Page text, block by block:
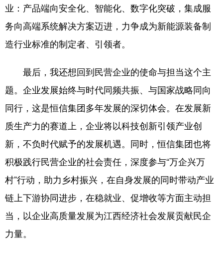
业：产品端向安全化、智能化、数字化突破，集成服
务向高端系统解决方案迈进，力争成为新能源装备制
造行业标准的制定者、引领者。
最后，我还想回到民营企业的使命与担当这个主
题。企业发展始终与时代同频共振、与国家战略同向
同行，这是恒信集团多年发展的深切体会。在发展新
质生产力的赛道上，企业将以科技创新引领产业创
新，不负时代赋予的发展机遇。同时，恒信集团也将
积极践行民营企业的社会责任，深度参与“万企兴万
村”行动，助力乡村振兴，在自身发展的同时带动产业
链上下游协同进步，在稳就业、促增收等方面主动担
当，以企业高质量发展为江西经济社会发展贡献民企
力量。